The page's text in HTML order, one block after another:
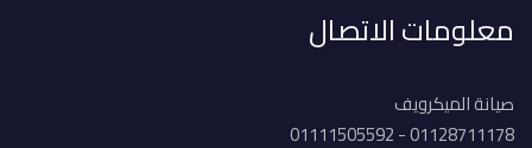
معلومات الاتصال
صيانة الميكرويف
01128711178 - 01111505592